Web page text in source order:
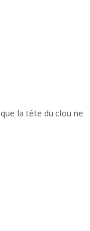
la tête du clou ne